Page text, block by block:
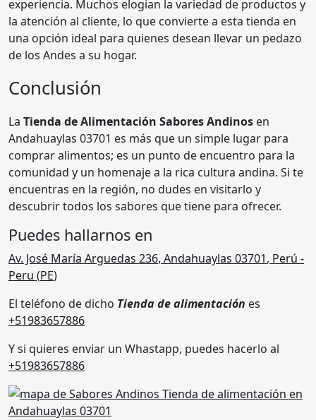
experiencia. Muchos elogian la variedad de productos y
la atención al cliente, lo que convierte a esta tienda en
una opción ideal para quienes desean llevar un pedazo
de los Andes a su hogar.
Conclusión
La Tienda de Alimentación Sabores Andinos en
Andahuaylas 03701 es más que un simple lugar para
comprar alimentos; es un punto de encuentro para la
comunidad y un homenaje a la rica cultura andina. Si te
encuentras en la región, no dudes en visitarlo y
descubrir todos los sabores que tiene para ofrecer.
Puedes hallarnos en
Av. José María Arguedas 236, Andahuaylas 03701, Perú -
Peru (PE)
El teléfono de dicho Tienda de alimentación es
+51983657886
Y si quieres enviar un Whastapp, puedes hacerlo al
+51983657886